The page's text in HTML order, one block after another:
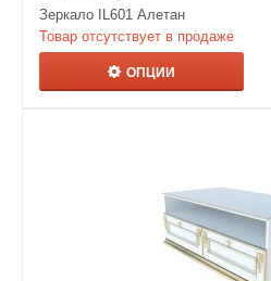
Зеркало IL601 Алетан
Товар отсутствует в продаже
ОПЦИИ